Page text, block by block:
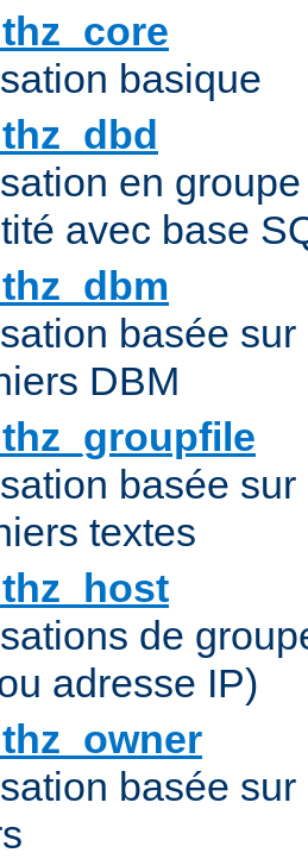
basique
en
avec base
basée
DBM
basée
textes
de
adresse IP)
basée